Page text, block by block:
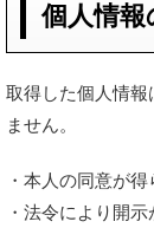
個人情報
取得した個人情
ません。
・本人の同意が
・法令により開